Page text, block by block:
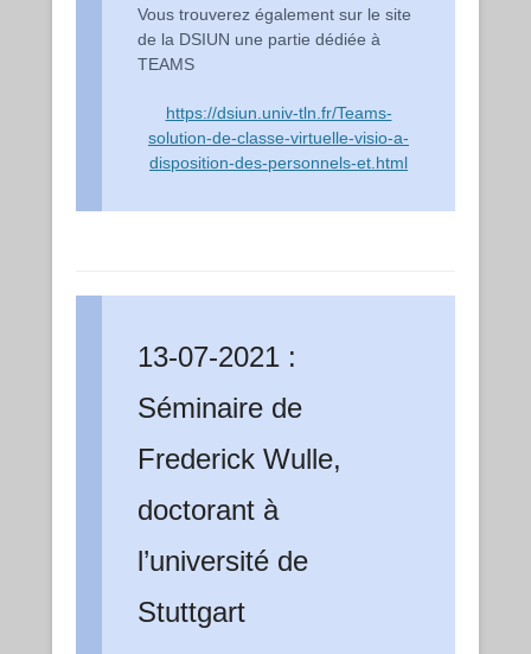
Vous trouverez également sur le site
de la DSIUN une partie dédiée à
TEAMS
https://dsiun.univ-tln.fr/Teams-
solution-de-classe-virtuelle-visio-a-
disposition-des-personnels-et.html
13-07-2021 :
Séminaire de
Frederick Wulle,
doctorant à
l’université de
Stuttgart